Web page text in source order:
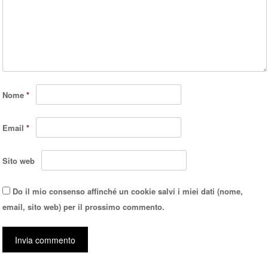
Nome*
Email*
Sito web
Do il mio consenso affinché un cookie salvi i miei dati (nome,
email, sito web) per il prossimo commento.